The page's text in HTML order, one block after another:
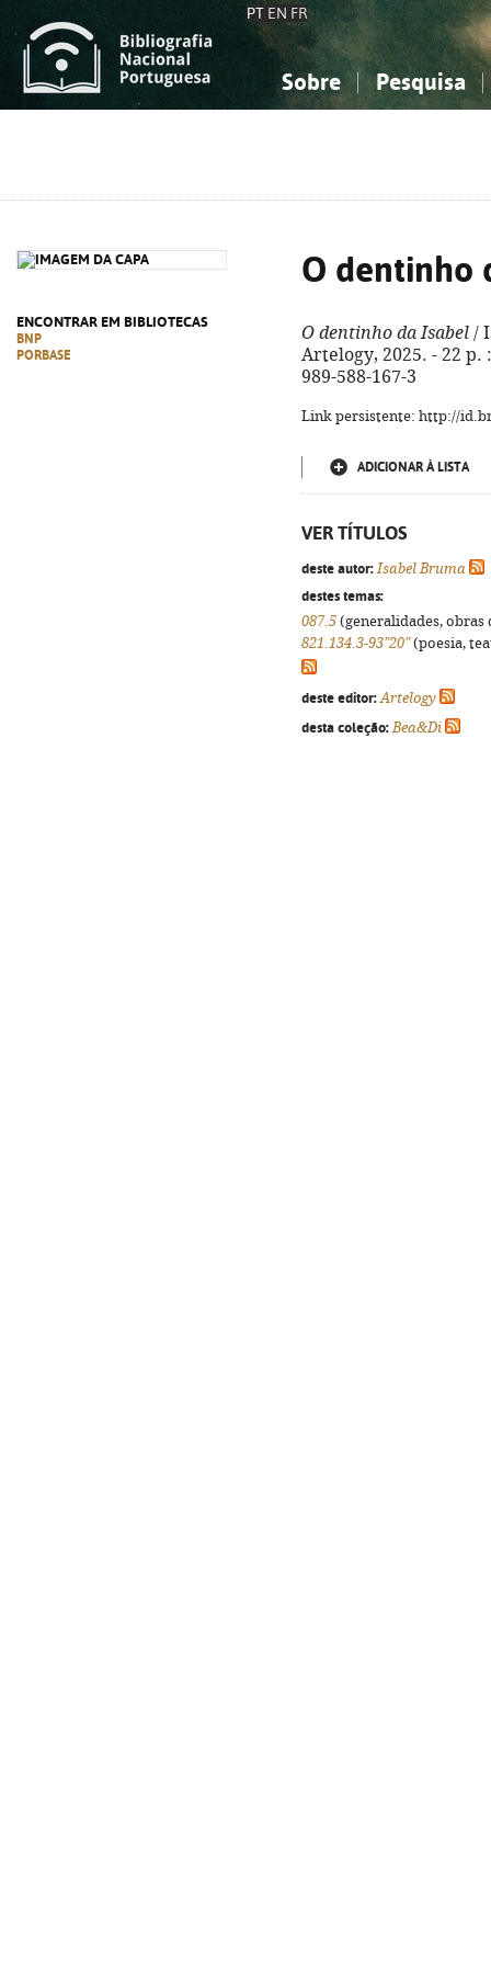
PT EN FR
Sobre Pesquisa
ENCONTRAR EM BIBLIOTECAS
BNP
PORBASE
O dentinho
O dentinho da Isabel /
Artelogy, 2025. - 22 p.
989-588-167-3
Link persistente: http://
ADICIONAR À LISTA
VER TÍTULOS
deste autor: Isabel Bruma
destes temas:
087.5 (generalidades,
821.134.3-93"20"(poesia,
deste editor: Artelogy
desta coleção: Bea&Di